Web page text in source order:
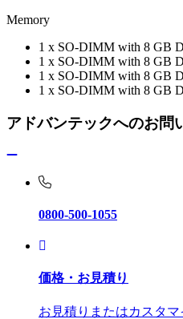
Memory
1 x SO-DIMM with 8 GB
1 x SO-DIMM with 8 GB
1 x SO-DIMM with 8 GB
1 x SO-DIMM with 8 GB
アドバンテックへのお問
0800-500-1055
価格・お見積り
お見積りまたはカスタ